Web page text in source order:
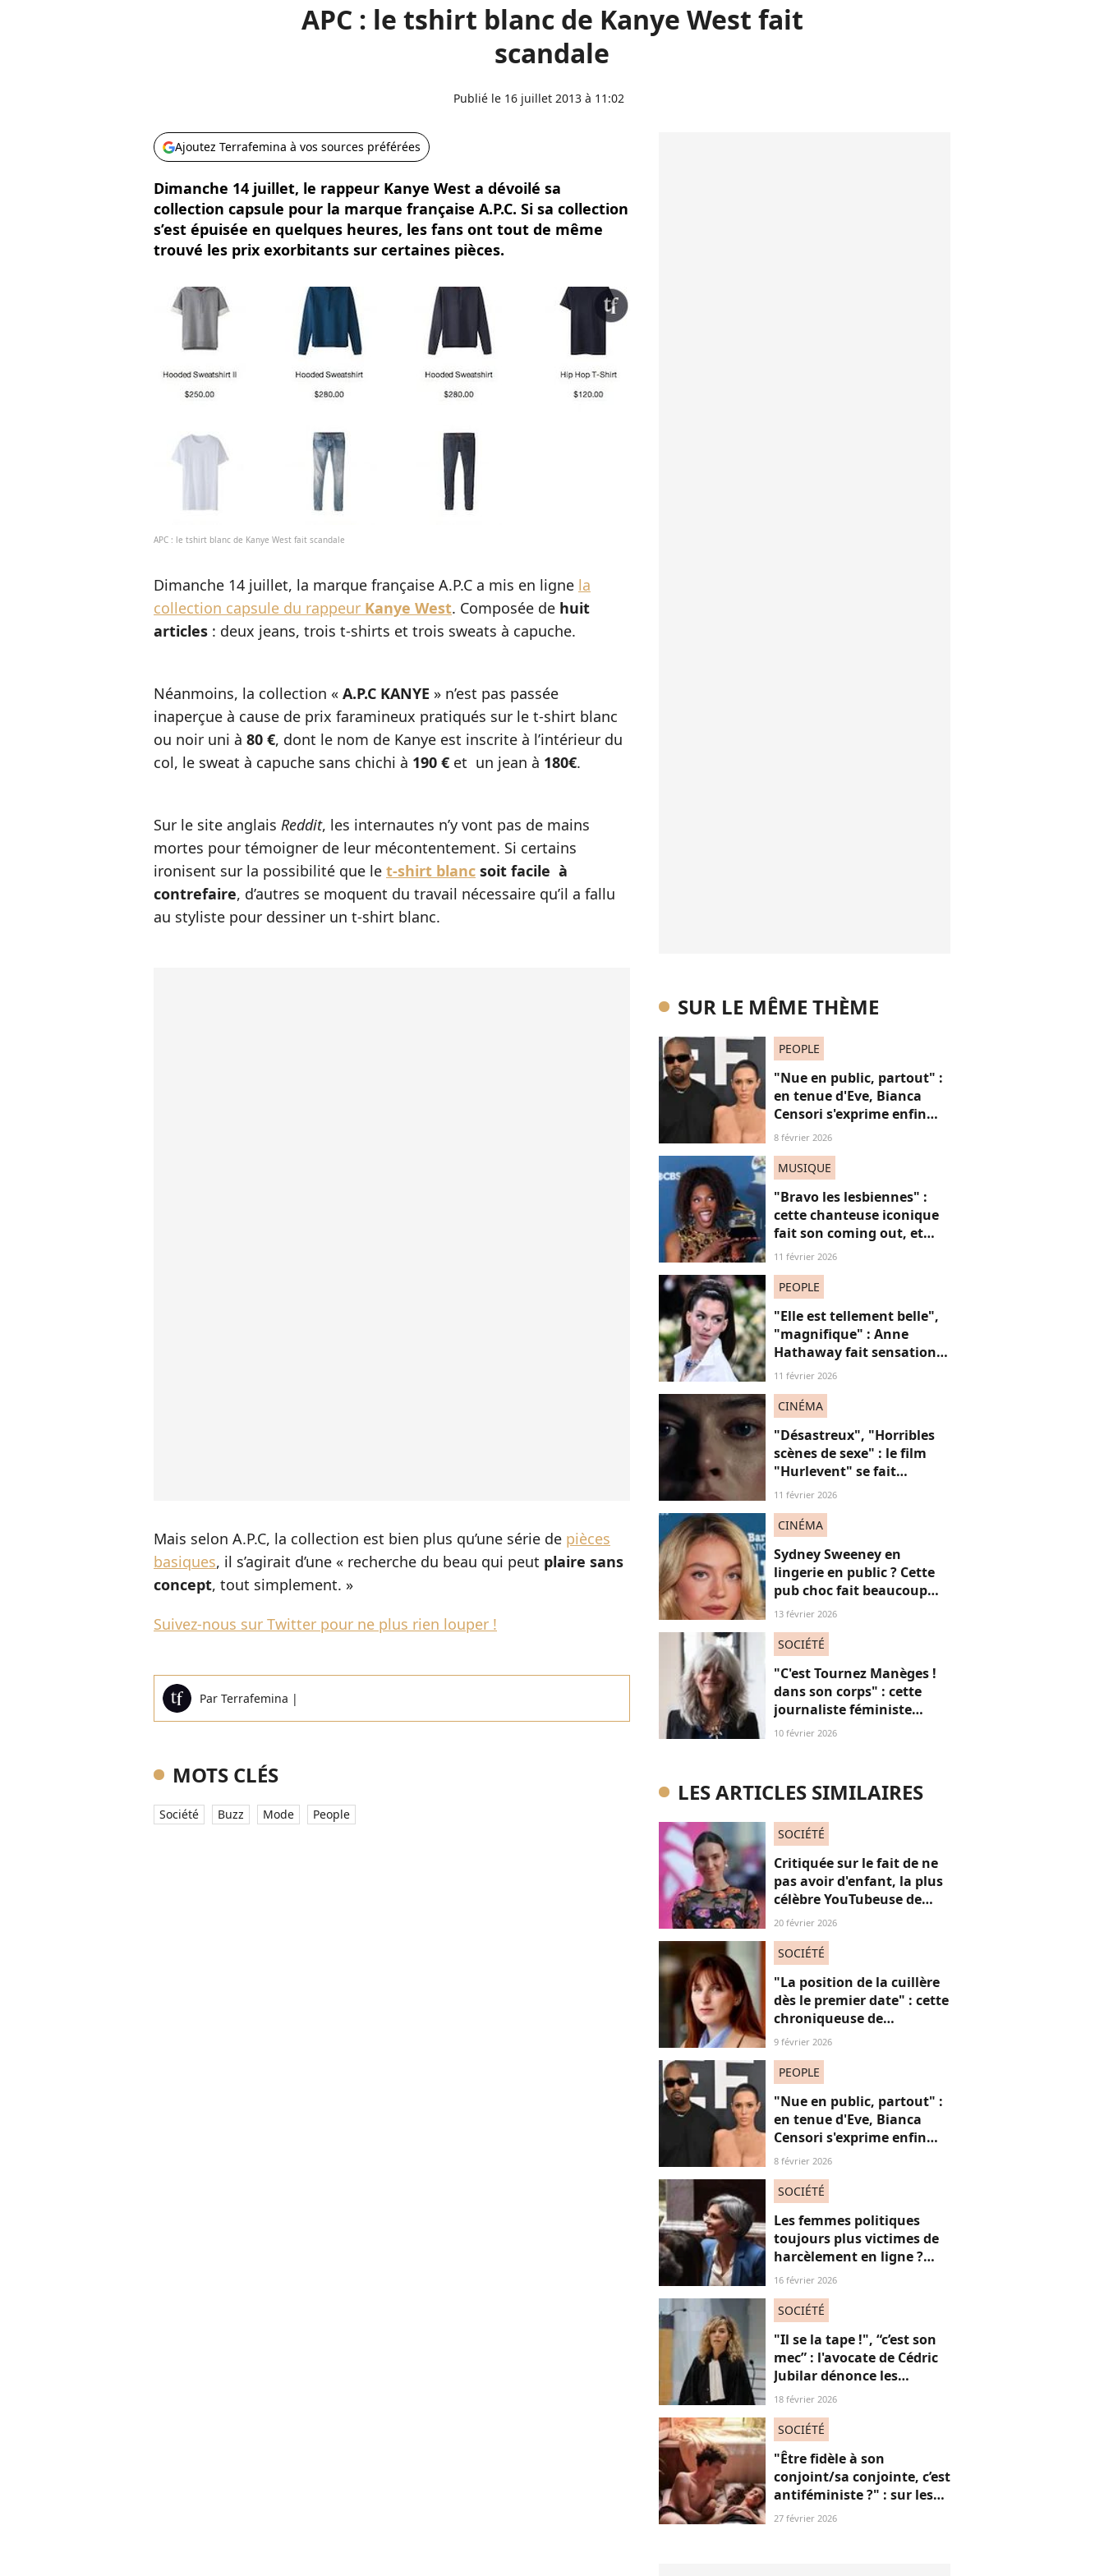
APC : le tshirt blanc de Kanye West fait
scandale
Publié le 16 juillet 2013 à 11:02
Ajoutez Terrafemina à vos sources préférées
Dimanche 14 juillet, le rappeur Kanye West a dévoilé sa
collection capsule pour la marque française A.P.C. Si sa collection
s’est épuisée en quelques heures, les fans ont tout de même
trouvé les prix exorbitants sur certaines pièces.
APC : le tshirt blanc de Kanye West fait scandale
Dimanche 14 juillet, la marque française A.P.C a mis en ligne la
collection capsule du rappeur Kanye West. Composée de huit
articles : deux jeans, trois t-shirts et trois sweats à capuche.
Néanmoins, la collection « A.P.C KANYE » n’est pas passée
inaperçue à cause de prix faramineux pratiqués sur le t-shirt blanc
ou noir uni à 80 €, dont le nom de Kanye est inscrite à l’intérieur du
col, le sweat à capuche sans chichi à 190 € et un jean à 180€.
Sur le site anglais Reddit, les internautes n’y vont pas de mains
mortes pour témoigner de leur mécontentement. Si certains
ironisent sur la possibilité que le t-shirt blanc soit facile à
contrefaire, d’autres se moquent du travail nécessaire qu’il a fallu
au styliste pour dessiner un t-shirt blanc.
Mais selon A.P.C, la collection est bien plus qu’une série de pièces
basiques, il s’agirait d’une « recherche du beau qui peut plaire sans
concept, tout simplement. »
Suivez-nous sur Twitter pour ne plus rien louper !
Par Terrafemina |
MOTS CLÉS
Société Buzz Mode People
SUR LE MÊME THÈME
PEOPLE
"Nue en public, partout" :
en tenue d'Eve, Bianca
Censori s'exprime enfin
sur ses tenues sulfureuses
toxique" avec Kanye West
8 février 2026
MUSIQUE
"Bravo les lesbiennes" :
cette chanteuse iconique
fait son coming out, et
non, on ne "s'en fout" pas
11 février 2026
PEOPLE
"Elle est tellement belle",
"magnifique" : Anne
Hathaway fait sensation
en robe en dentelle
11 février 2026
CINÉMA
"Désastreux", "Horribles
scènes de sexe" : le film
"Hurlevent" se fait
détruire par la presse, et si
sexistes ?
11 février 2026
CINÉMA
Sydney Sweeney en
lingerie en public ? Cette
pub choc fait beaucoup
(trop ?) réagir
13 février 2026
SOCIÉTÉ
"C'est Tournez Manèges !
dans son corps" : cette
journaliste féministe
défend ses cheveux blancs
10 février 2026
LES ARTICLES SIMILAIRES
SOCIÉTÉ
Critiquée sur le fait de ne
pas avoir d'enfant, la plus
célèbre YouTubeuse de
France répond aux
fragile"
20 février 2026
SOCIÉTÉ
"La position de la cuillère
dès le premier date" : cette
chroniqueuse de
Quotidien s'amuse de
absolument jubilatoire
9 février 2026
PEOPLE
"Nue en public, partout" :
en tenue d'Eve, Bianca
Censori s'exprime enfin
sur ses tenues sulfureuses
toxique" avec Kanye West
8 février 2026
SOCIÉTÉ
Les femmes politiques
toujours plus victimes de
harcèlement en ligne ?
Une étude interroge ce
16 février 2026
SOCIÉTÉ
"Il se la tape !", “c’est son
mec” : l'avocate de Cédric
Jubilar dénonce les
réflexions misogynes
subissent toutes ses
consœurs
18 février 2026
SOCIÉTÉ
"Être fidèle à son
conjoint/sa conjointe, c’est
antiféministe ?" : sur les
réseaux sociaux, cette
27 février 2026